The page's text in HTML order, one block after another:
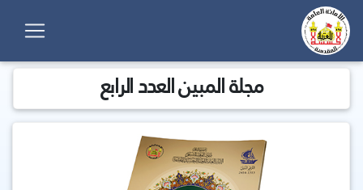
مجلة المبين العدد الرابع